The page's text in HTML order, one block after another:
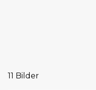
11 Bilder